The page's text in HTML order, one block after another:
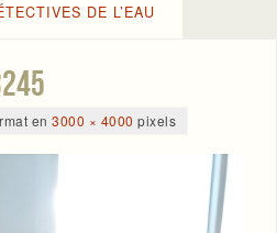
DE L’EAU
en3000 × 4000 pixels